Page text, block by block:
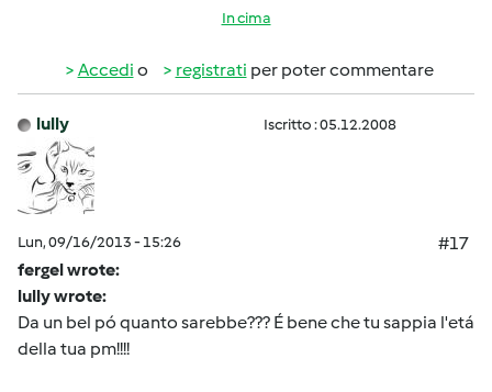
In cima
Accedi o registrati per poter commentare
lully Iscritto : 05.12.2008
Lun, 09/16/2013 - 15:26
#17
fergel wrote:
lully wrote:
Da un bel pó quanto sarebbe??? É bene che tu sappia l'etá
della tua pm!!!!